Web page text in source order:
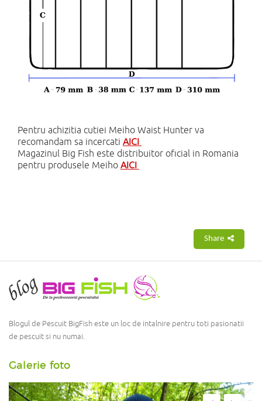
Pentru achizitia cutiei Meiho Waist Hunter va
recomandam sa incercati AICI
Magazinul Big Fish este distribuitor oficial in Romania
pentru produsele Meiho AICI
Share
Blogul de Pescuit BigFish este un loc de intalnire pentru toti pasionatii
de pescuit si nu numai.
Galerie foto